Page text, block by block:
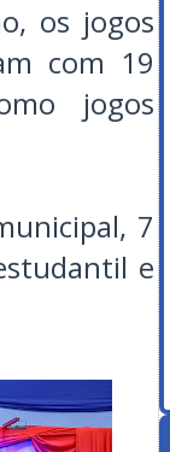
os jogos
com 19
jogos
7
e